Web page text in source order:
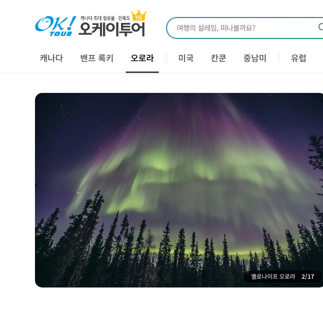
여행의 설레임, 떠나볼까요?
캐나다 밴프 록키 오로라 미국 칸쿤 중남미 유럽
옐로나이프 오로라 2/17